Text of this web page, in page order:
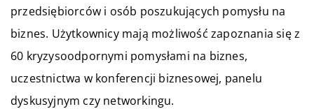
przedsiębiorców i osób poszukujących pomysłu na
biznes. Użytkownicy mają możliwość zapoznania się z
60 kryzysoodpornymi pomysłami na biznes,
uczestnictwa w konferencji biznesowej, panelu
dyskusyjnym czy networkingu.